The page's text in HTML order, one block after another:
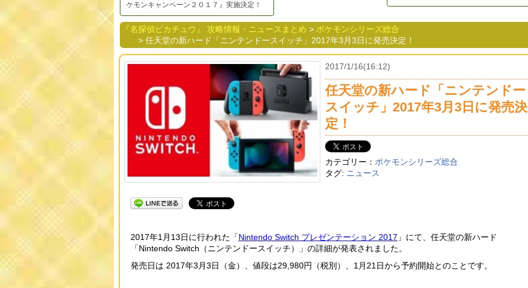
ケモンキャンペーン２０１７』実施決定！
『名探偵ピカチュウ』 攻略情報・ニュースまとめ > ポケモンシリーズ総合
> 任天堂の新ハード「ニンテンドースイッチ」2017年3月3日に発売決定！
2017/1/16(16:12)
任天堂の新ハード「ニンテンドー
スイッチ」2017年3月3日に発売決
定！
カテゴリー： ポケモンシリーズ総合
タグ: ニュース
2017年1月13日に行われた「Nintendo Switch プレゼンテーション 2017 」にて、任天堂の新ハード
「Nintendo Switch（ニンテンドースイッチ）」の詳細が発表されました。
発売日は 2017年3月3日（金）、値段は29,980円（税別）、1月21日から予約開始とのことです。